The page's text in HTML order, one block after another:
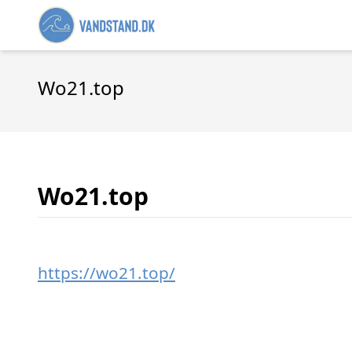
Wo21.top
Wo21.top
https://wo21.top/